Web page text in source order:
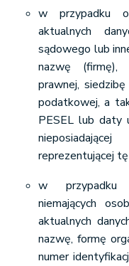
w przypadku
aktualnych
sądowego lub
nazwę (firmę),
prawnej,
podatkowej, a
PESEL lub daty
reprezentującej
w przypadku
niemających
aktualnych
nazwę, formę
numer